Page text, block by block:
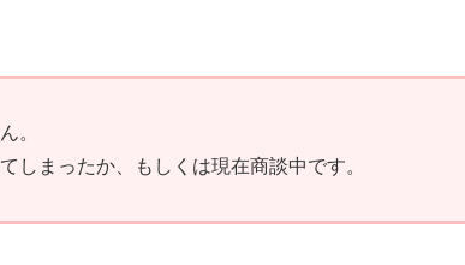
。
しまったか、もしくは現在商談中です。